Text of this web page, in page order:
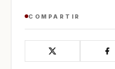
COMPARTIR